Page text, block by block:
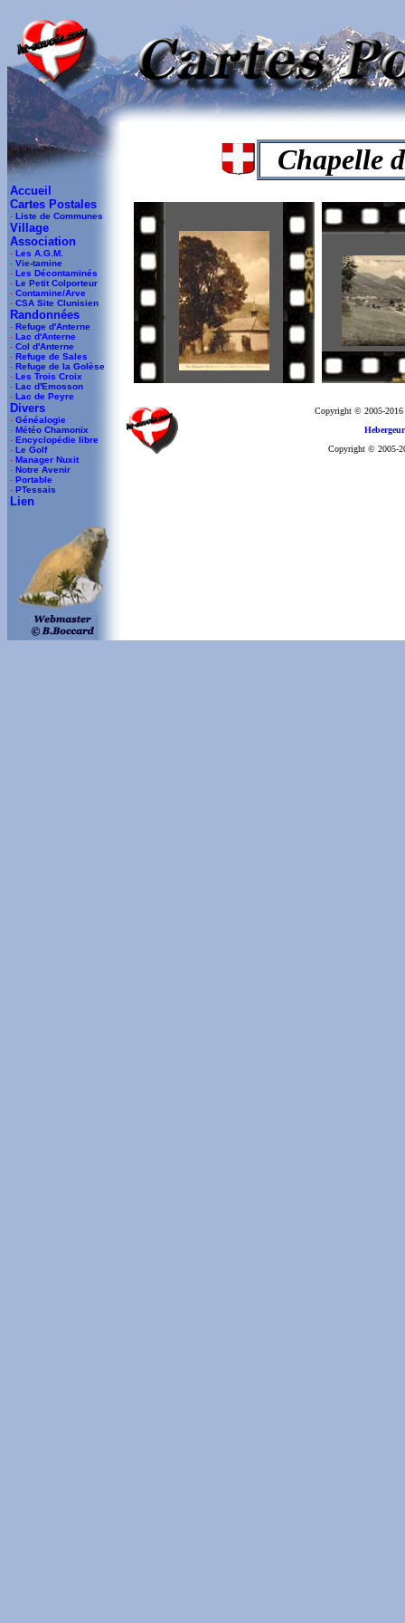
Accueil
Cartes Postales
- Liste de Communes
Village
Association
- Les A.G.M.
- Vie-tamine
- Les Décontaminés
- Le Petit Colporteur
- Contamine/Arve
- CSA Site Clunisien
Randonnées
- Refuge d'Anterne
- Lac d'Anterne
- Col d'Anterne
- Refuge de Sales
- Refuge de la Golèse
- Les Trois Croix
- Lac d'Emosson
- Lac de Peyre
Divers
- Généalogie
- Météo Chamonix
- Encyclopédie libre
- Le Golf
- Manager Nuxit
- Notre Avenir
- Portable
- PTessais
Lien
Chapelle
Copyright © 2005-2016
Copyright © 2005-